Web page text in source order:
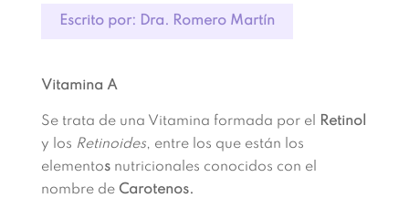
Escrito por: Dra. Romero Martín
Vitamina A
Se trata de una Vitamina formada por el
Retinol
y los Retinoides, entre los que están los
elementos nutricionales conocidos con el
nombre deCarotenos.